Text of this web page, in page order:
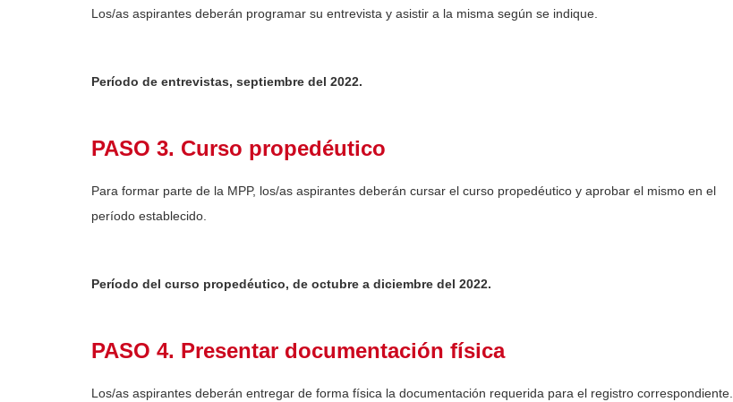
Los/as aspirantes deberán programar su entrevista y asistir a la misma según se indique.
Período de entrevistas, septiembre del 2022.
PASO 3. Curso propedéutico
Para formar parte de la MPP, los/as aspirantes deberán cursar el curso propedéutico y aprobar el mismo en el
período establecido.
Período del curso propedéutico, de octubre a diciembre del 2022.
PASO 4. Presentar documentación física
Los/as aspirantes deberán entregar de forma física la documentación requerida para el registro correspondiente.